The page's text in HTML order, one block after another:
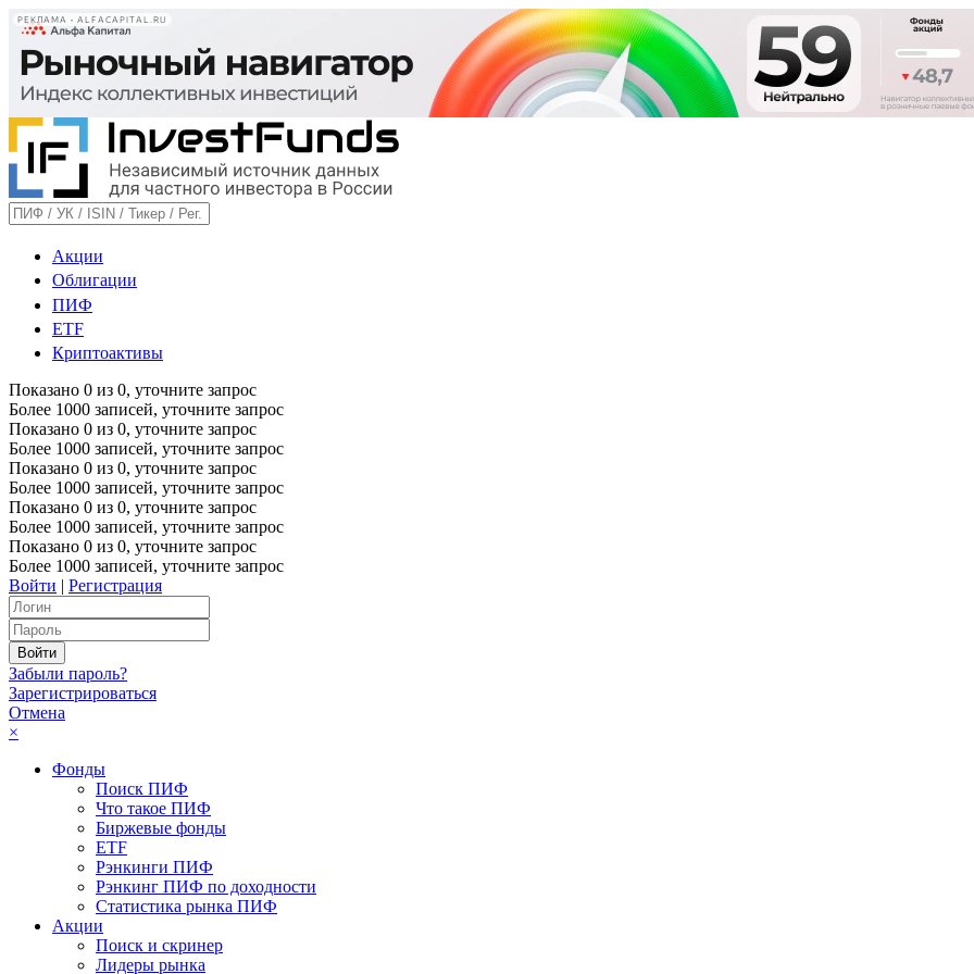
РЕКЛАМА • ALFACAPITAL.RU
Акции
Облигации
ПИФ
ETF
Криптоактивы
Показано 0 из 0, уточните запрос
Более 1000 записей, уточните запрос
Показано 0 из 0, уточните запрос
Более 1000 записей, уточните запрос
Показано 0 из 0, уточните запрос
Более 1000 записей, уточните запрос
Показано 0 из 0, уточните запрос
Более 1000 записей, уточните запрос
Показано 0 из 0, уточните запрос
Более 1000 записей, уточните запрос
Войти | Регистрация
Забыли пароль?
Зарегистрироваться
Отмена
×
Фонды
Поиск ПИФ
Что такое ПИФ
Биржевые фонды
ETF
Рэнкинги ПИФ
Рэнкинг ПИФ по доходности
Статистика рынка ПИФ
Акции
Поиск и скринер
Лидеры рынка